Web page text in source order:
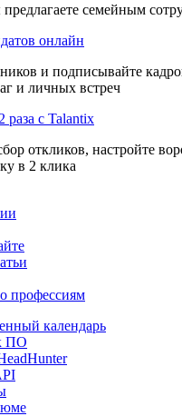
семейным
онлайн
и подписывайте
и личных встреч
раза с Talantix
откликов, настройте
в 2 клика
профессиям
календарь
ПО